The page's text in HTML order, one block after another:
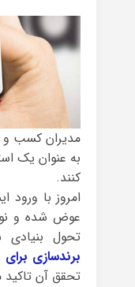
مدیران کسب و
به عنوان یک
کنند.
امروز با
عوض شده و
تحول
برندسازی
تحقق آن تاکید